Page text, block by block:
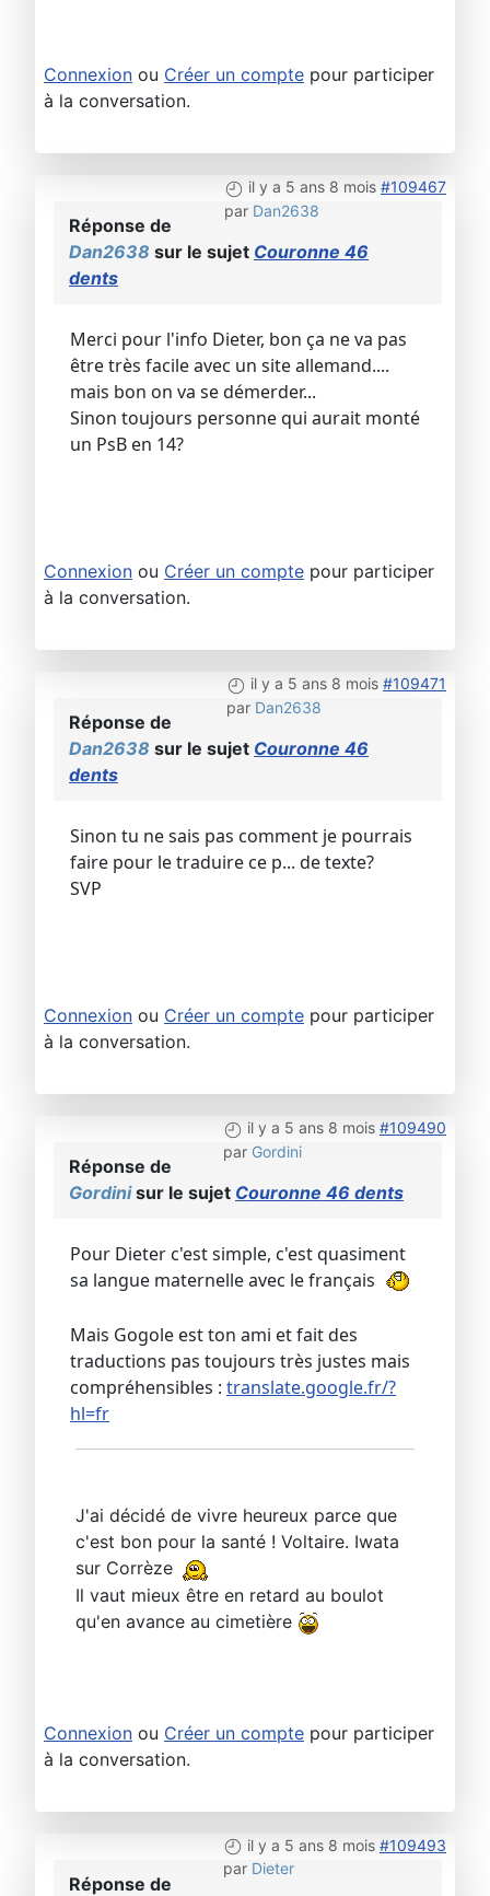
Connexion ou Créer un compte pour participer
à la conversation.
il y a 5 ans 8 mois #109467
par Dan2638
Réponse de
Dan2638 sur le sujet Couronne 46
dents
Merci pour l'info Dieter, bon ça ne va pas
être très facile avec un site allemand....
mais bon on va se démerder...
Sinon toujours personne qui aurait monté
un PsB en 14?
Connexion ou Créer un compte pour participer
à la conversation.
il y a 5 ans 8 mois #109471
par Dan2638
Réponse de
Dan2638 sur le sujet Couronne 46
dents
Sinon tu ne sais pas comment je pourrais
faire pour le traduire ce p... de texte?
SVP
Connexion ou Créer un compte pour participer
à la conversation.
il y a 5 ans 8 mois #109490
par Gordini
Réponse de
Gordinisur le sujet Couronne 46 dents
Pour Dieter c'est simple, c'est quasiment
sa langue maternelle avec le français
Mais Gogole est ton ami et fait des
traductions pas toujours très justes mais
compréhensibles : translate.google.fr/?
hl=fr
J'ai décidé de vivre heureux parce que
c'est bon pour la santé ! Voltaire. Iwata
sur Corrèze
Il vaut mieux être en retard au boulot
qu'en avance au cimetière
Connexion ou Créer un compte pour participer
à la conversation.
il y a 5 ans 8 mois #109493
par Dieter
Réponse de